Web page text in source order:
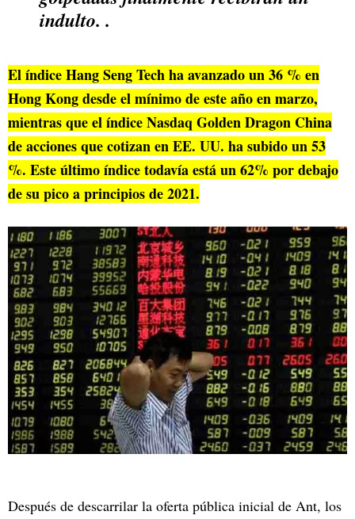
indulto. .
El índice Hang Seng Tech ha avanzado un 36 % en
Hong Kong desde el mínimo de este año en marzo,
mientras que el índice Nasdaq Golden Dragon China
de acciones que cotizan en EE. UU. ha subido un 53
%. Este último índice todavía está un 62% por debajo
de su pico a principios de 2021.
Después de descarrilar la oferta pública inicial de Ant, los